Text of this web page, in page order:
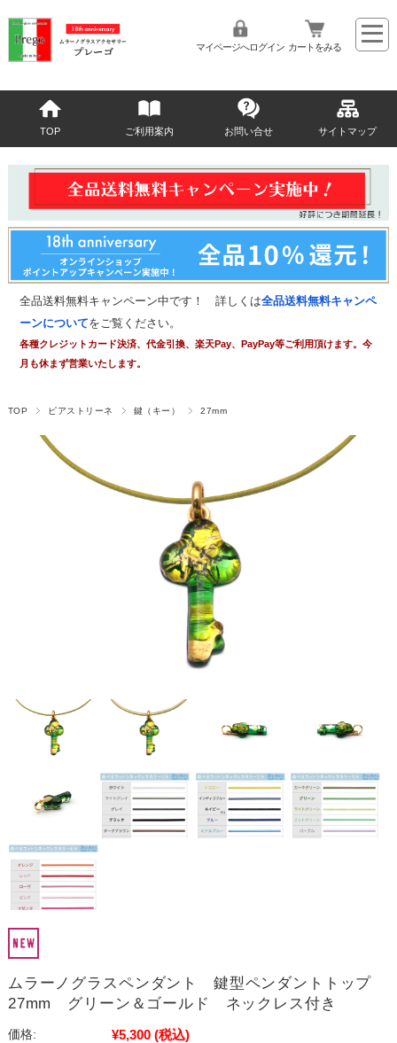
マイページへログイン カートをみる
TOP ご利用案内 お問い合せ サイトマップ
全品送料無料キャンペーン中です！ 詳しくは全品送料無料キャンペ
ーンについてをご覧ください。
各種クレジットカード決済、代金引換、楽天Pay、PayPay等ご利用頂けます。今
月も休まず営業いたします。
TOP ピアストリーネ 鍵（キー） 27mm
ムラーノグラスペンダント 鍵型ペンダントトップ
27mm グリーン＆ゴールド ネックレス付き
価格: ¥5,300 (税込)